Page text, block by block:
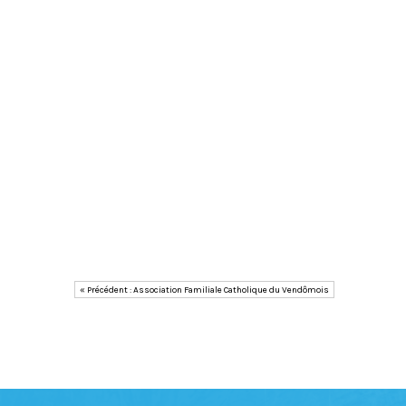
« Précédent : Association Familiale Catholique du Vendômois